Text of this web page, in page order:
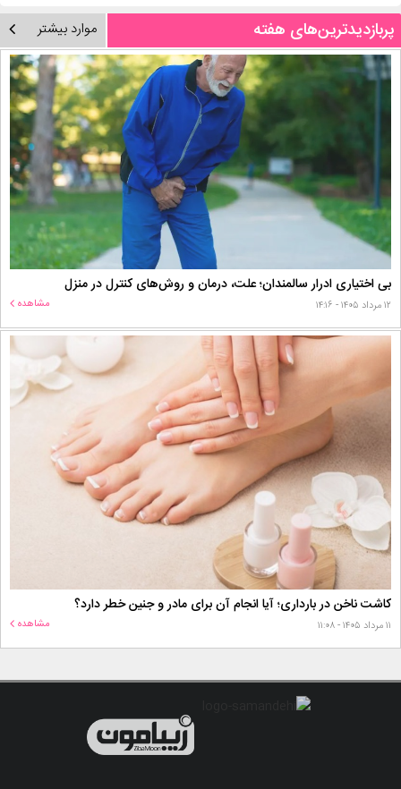
پربازدیدترین‌های هفته موارد بیشتر
بی اختیاری ادرار سالمندان؛ علت، درمان و روش‌های کنترل در منزل
۱۲ مرداد ۱۴۰۵ - ۱۴:۱۶ مشاهده
کاشت ناخن در بارداری؛ آیا انجام آن برای مادر و جنین خطر دارد؟
۱۱ مرداد ۱۴۰۵ - ۱۱:۰۸ مشاهده